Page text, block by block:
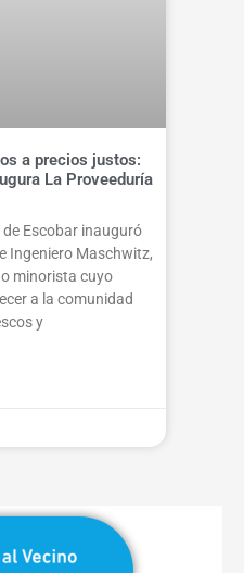
a precios justos:
La Proveeduría
Escobar inauguró
Ingeniero Maschwitz,
minorista cuyo
a la comunidad
y